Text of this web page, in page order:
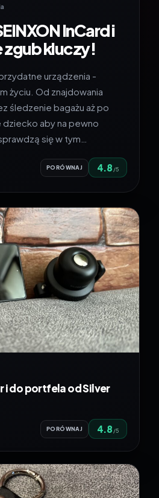
InCard i
zgub kluczy!
urządzenia -
życiu. Od znajdowania
śledzenie bagażu aż po
aby na pewno
się w tym…
PORÓWNAJ 4.8 /5
i do portfela od Silver
PORÓWNAJ 4.8 /5